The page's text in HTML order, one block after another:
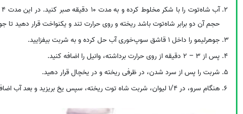
حجم آن دو برابر شاه‌توت باشد ریخته و روی حرارت تند و یکنواخت قرار دهید تا
جوهرلیمو را داخل 1 قاشق سوپ‌خوری آب حل کرده و به شربت بیفزایید.
پس از 3 – 2 دقیقه از روی حرارت برداشته، وانیل را اضافه کنید.
شربت را پس از سرد شدن، در ظرفی ریخته و در یخچال قرار دهید.
هنگام سرو، در 1/4 لیوان، شربت شاه توت ریخته، سپس یخ بریزید و بعد آب اضافه کنید.